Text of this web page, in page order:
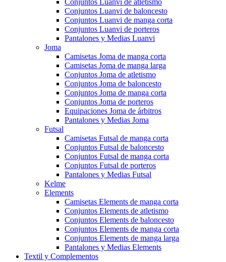
Conjuntos Luanvi de atletismo
Conjuntos Luanvi de baloncesto
Conjuntos Luanvi de manga corta
Conjuntos Luanvi de porteros
Pantalones y Medias Luanvi
Joma
Camisetas Joma de manga corta
Camisetas Joma de manga larga
Conjuntos Joma de atletismo
Conjuntos Joma de baloncesto
Conjuntos Joma de manga corta
Conjuntos Joma de porteros
Equipaciones Joma de árbitros
Pantalones y Medias Joma
Futsal
Camisetas Futsal de manga corta
Conjuntos Futsal de baloncesto
Conjuntos Futsal de manga corta
Conjuntos Futsal de porteros
Pantalones y Medias Futsal
Kelme
Elements
Camisetas Elements de manga corta
Conjuntos Elements de atletismo
Conjuntos Elements de baloncesto
Conjuntos Elements de manga corta
Conjuntos Elements de manga larga
Pantalones y Medias Elements
Textil y Complementos